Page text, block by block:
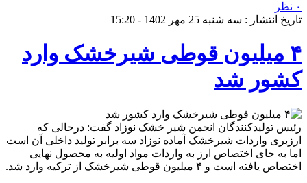
۰ نظر
تاریخ انتشار : سه شنبه 25 مهر 1402 - 15:20
۴ میلیون قوطی شیرخشک وارد
کشور شد
رئیس تولیدکنندگان انجمن شیر خشک نوزاد گفت: درحالی که
ارزبری واردات شیرخشک آماده نوزاد سه برابر تولید داخلی آن است
اما به جای اختصاص ارز به واردات مواد اولیه به محصول نهایی
اختصاص یافته است و ۴ میلیون قوطی شیرخشک از ترکیه وارد شد.